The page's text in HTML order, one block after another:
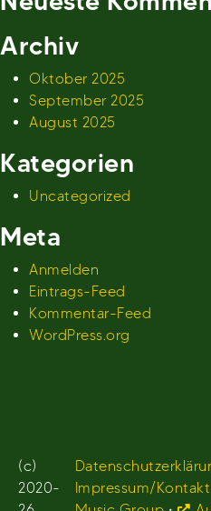
Archiv
Oktober 2025
September 2025
August 2025
Kategorien
Uncategorized
Meta
Anmelden
Eintrags-Feed
Kommentar-Feed
WordPress.org
(c)
2020-
Impressum/Kontakt